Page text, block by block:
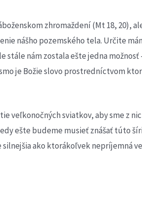
zhromaždení (Mt 18, 20),
nášho pozemského tela. Určite
stále nám zostala ešte jedna možnosť
je Božie slovo prostredníctvom
veľkonočných sviatkov, aby sme z
ešte budeme musieť znášať túto
silnejšia ako ktorákoľvek nepríjemná